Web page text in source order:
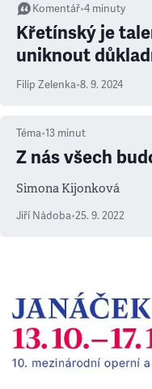
Komentář•4 minuty
Křetínský je
uniknout
Filip Zelenka•8. 9. 2024
Téma•13 minut
Z nás všech
Simona Kijonková
Jiří Nádoba•25. 9. 2022